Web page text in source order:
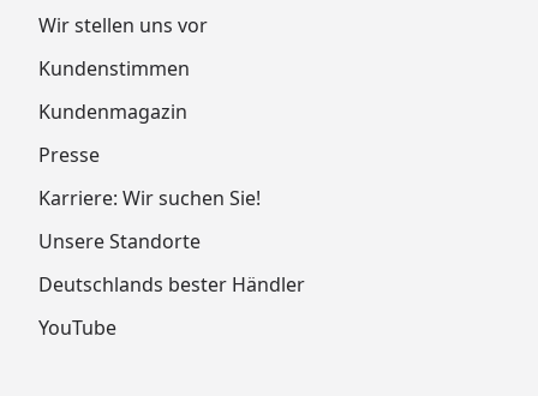
Wir stellen uns vor
Kundenstimmen
Kundenmagazin
Presse
Karriere: Wir suchen Sie!
Unsere Standorte
Deutschlands bester Händler
YouTube